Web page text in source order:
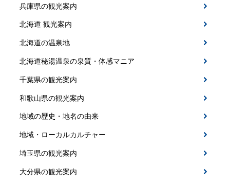
兵庫県の観光案内
北海道 観光案内
北海道の温泉地
北海道秘湯温泉の泉質・体感マニア
千葉県の観光案内
和歌山県の観光案内
地域の歴史・地名の由来
地域・ローカルカルチャー
埼玉県の観光案内
大分県の観光案内